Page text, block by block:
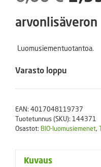
hinta
oli:
arvonlisäveron
Luomusiementuotantoa.
Varasto loppu
EAN: 4017048119737
Tuotetunnus (SKU): 144371
Osastot: BIO-luomusiemenet,
Kuvaus